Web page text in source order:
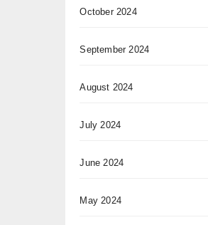
October 2024
September 2024
August 2024
July 2024
June 2024
May 2024